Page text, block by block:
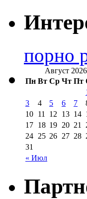
порно
Август 2026
Пн Вт Ср Чт Пт
« Июл
3
4 5 6 7
10 11 12 13 14
17 18 19 20 21
24 25 26 27 28
31